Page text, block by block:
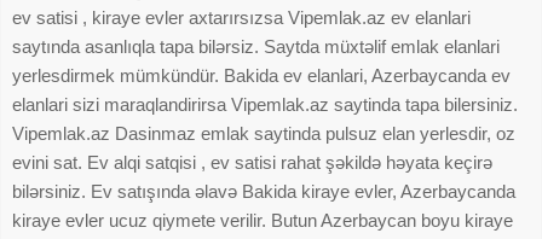
ev satisi , kiraye evler axtarırsızsa Vipemlak.az ev elanlari
saytında asanlıqla tapa bilərsiz. Saytda müxtəlif emlak elanlari
yerlesdirmek mümkündür. Bakida ev elanlari, Azerbaycanda ev
elanlari sizi maraqlandirirsa Vipemlak.az saytinda tapa bilersiniz.
Vipemlak.az Dasinmaz emlak saytinda pulsuz elan yerlesdir, oz
evini sat. Ev alqi satqisi , ev satisi rahat şəkildə həyata keçirə
bilərsiniz. Ev satışında əlavə Bakida kiraye evler, Azerbaycanda
kiraye evler ucuz qiymete verilir. Butun Azerbaycan boyu kiraye